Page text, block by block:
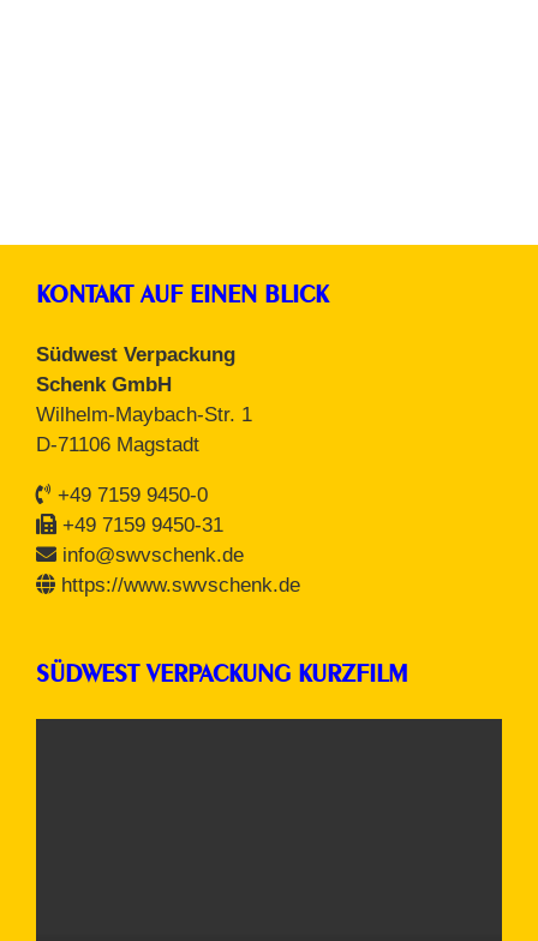
KONTAKT AUF EINEN BLICK
Südwest Verpackung
Schenk GmbH
Wilhelm-Maybach-Str. 1
D-71106 Magstadt
+49 7159 9450-0
+49 7159 9450-31
info@swvschenk.de
https://www.swvschenk.de
SÜDWEST VERPACKUNG KURZFILM